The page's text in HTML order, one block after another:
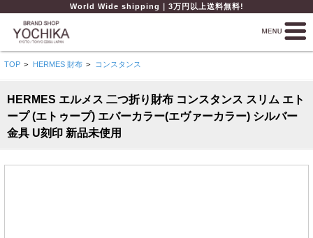
World Wide shipping｜3万円以上送料無料!
TOP > HERMES 財布 > コンスタンス
HERMES エルメス 二つ折り財布 コンスタンス スリム エト
ープ (エトゥープ) エバーカラー(エヴァーカラー) シルバー
金具 U刻印 新品未使用